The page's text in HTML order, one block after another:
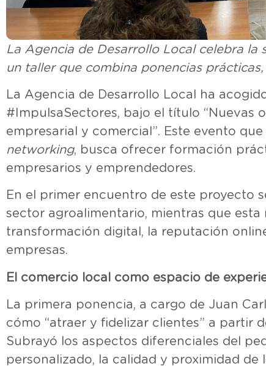
La Agencia de Desarrollo Local celebra la
un taller que combina ponencias
La Agencia de Desarrollo Local ha
#ImpulsaSectores, bajo el título
empresarial y comercial”. Este evento
networking, busca ofrecer formación
empresarios y emprendedores.
En el primer encuentro de este proyecto
sector agroalimentario, mientras que
transformación digital, la reputación
empresas.
El comercio local como espacio de
La primera ponencia, a cargo de Juan
cómo “atraer y fidelizar clientes” a partir
Subrayó los aspectos diferenciales del
personalizado, la calidad y proximidad